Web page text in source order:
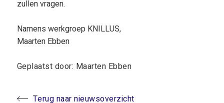
zullen vragen.
Namens werkgroep KNILLUS,
Maarten Ebben
Geplaatst door: Maarten Ebben
Terug naar nieuwsoverzicht